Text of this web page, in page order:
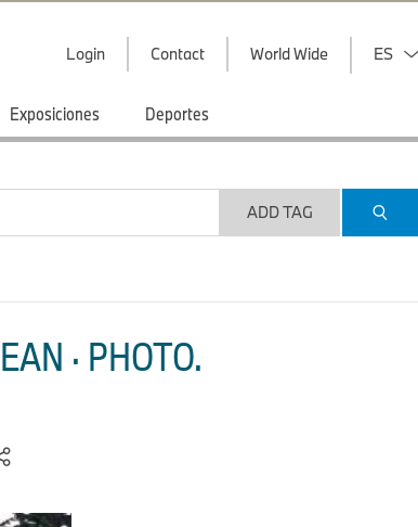
Login Contact World Wide ES
Exposiciones Deportes
ADD TAG
· PHOTO.